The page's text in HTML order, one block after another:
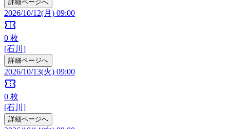
詳細ページへ
2026/10/12(月) 09:00
confirmation_number
0 枚
[石川]
詳細ページへ
2026/10/13(火) 09:00
confirmation_number
0 枚
[石川]
詳細ページへ